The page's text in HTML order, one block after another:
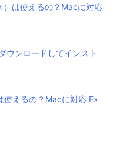
は使えるの？Macに対応
ンロードしてインスト
えるの？Macに対応 Ex